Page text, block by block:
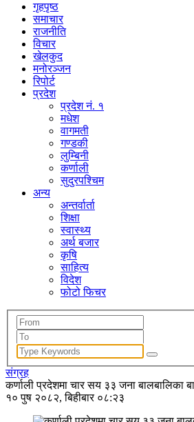
गृहपृष्ठ
समाचार
राजनीति
विचार
खेलकुद
मनोरञ्जन
रिपोर्ट
प्रदेश
प्रदेश नं. १
मधेश
वागमती
गण्डकी
लुम्बिनी
कर्णाली
सुदुरपश्चिम
अन्य
अन्तर्वार्ता
शिक्षा
स्वास्थ्य
अर्थ बजार
कृषि
साहित्य
विदेश
फोटो फिचर
संग्रह
कर्णाली प्रदेशमा चार सय ३३ जना बालबालिका
१० पुष २०८२, बिहीबार ०८:२३